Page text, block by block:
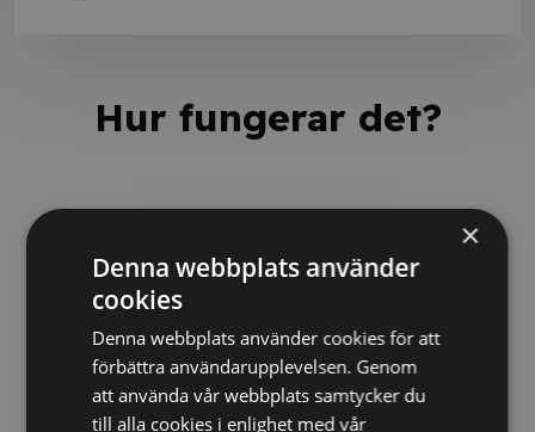
Hur fungerar det?
×
Denna webbplats använder
cookies
Denna webbplats använder cookies för att
förbättra användarupplevelsen. Genom
att använda vår webbplats samtycker du
till alla cookies i enlighet med vår